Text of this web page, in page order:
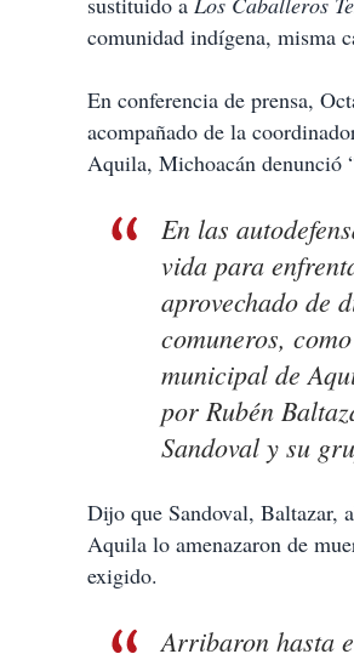
comunidad indígena, misma
En conferencia de prensa,
acompañado de la
Aquila, Michoacán denunció
En las
vida para
aprovechado de
comuneros,
municipal de
por Rubén
Sandoval y su
Dijo que Sandoval, Baltazar,
Aquila lo amenazaron de
exigido.
Arribaron hasta